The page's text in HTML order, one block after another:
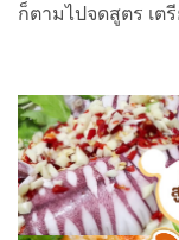
ก็ตามไปจดสูตร เต